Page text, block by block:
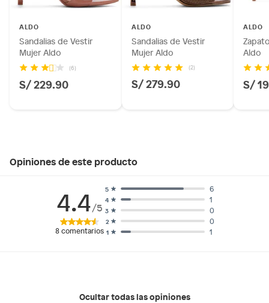
ALDO
Sandalias de Vestir
Mujer Aldo
(6)
S/ 229.90
ALDO
Sandalias de Vestir
Mujer Aldo
(2)
S/ 279.90
ALDO
Aldo
S/
Opiniones de este producto
4.4/5
8 comentarios 1 1
2 0
3 0
4 1
5 6
Ocultar todas las opiniones